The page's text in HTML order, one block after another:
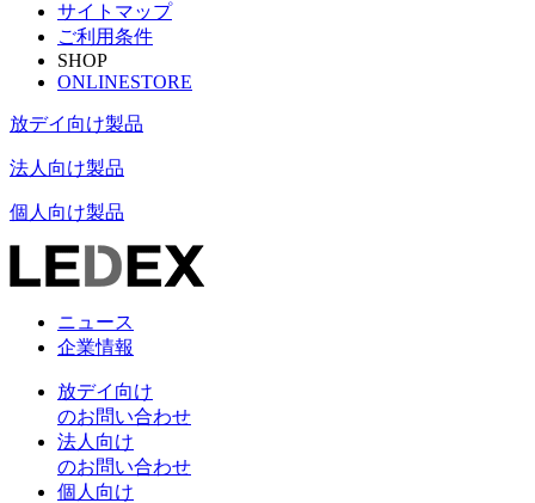
サイトマップ
ご利用条件
SHOP
ONLINESTORE
放デイ向け製品
法人向け製品
個人向け製品
ニュース
企業情報
放デイ向け
のお問い合わせ
法人向け
のお問い合わせ
個人向け